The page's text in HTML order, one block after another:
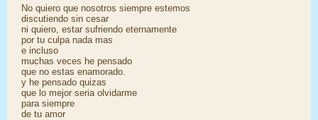
No quiero que nosotros siempre estemos
discutiendo sin cesar
ni quiero, estar sufriendo eternamente
por tu culpa nada mas
e incluso
muchas veces he pensado
que no estas enamorado.
y he pensado quizas
que lo mejor seria olvidarme
para siempre
de tu amor